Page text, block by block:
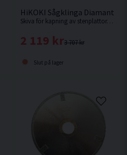
HiKOKI Sågklinga Diamant
Skiva för kapning av stenplattor, plast, glasfiber, polyesterbaserade produkter, glasfiberarmerad polyester, etc.
3 707 kr
2 119 kr
Slut på lager